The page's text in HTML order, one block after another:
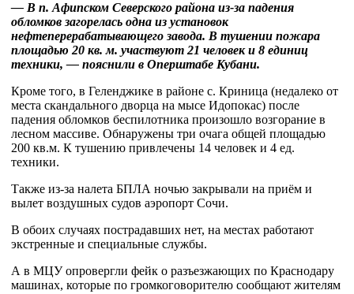
— В п. Афипском Северского района из-за падения
обломков загорелась одна из установок
нефтеперерабатывающего завода. В тушении пожара
площадью 20 кв. м. участвуют 21 человек и 8 единиц
техники, — пояснили в Оперштабе Кубани.
Кроме того, в Геленджике в районе с. Криница (недалеко от
места скандального дворца на мысе Идопокас) после
падения обломков беспилотника произошло возгорание в
лесном массиве. Обнаружены три очага общей площадью
200 кв.м. К тушению привлечены 14 человек и 4 ед.
техники.
Также из-за налета БПЛА ночью закрывали на приëм и
вылет воздушных судов аэропорт Сочи.
В обоих случаях пострадавших нет, на местах работают
экстренные и специальные службы.
А в МЦУ опровергли фейк о разъезжающих по Краснодару
машинах, которые по громкоговорителю сообщают жителям